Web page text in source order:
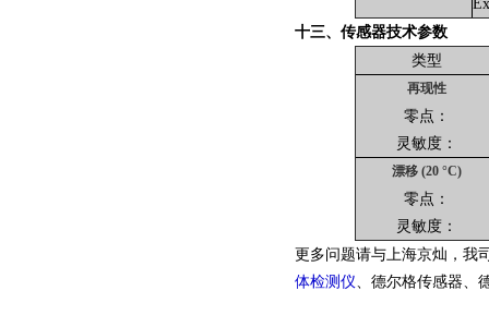
十三、传感器技术参数
类型
再现性
零点：
灵敏度：
漂移 (20 °C)
零点：
灵敏度：
更多问题请与上海京灿，我
体检测仪、德尔格传感器、